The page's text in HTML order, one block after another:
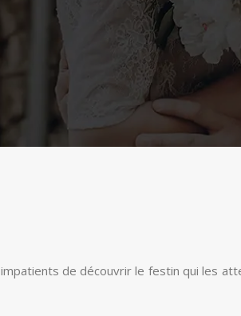
de découvrir le festin qui les